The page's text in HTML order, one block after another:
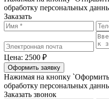
обработку персональных
Заказать
Цена: 2500 ₽
Оформить заявку
Нажимая на кнопку `Оформить
обработку персональных
Заказать звонок